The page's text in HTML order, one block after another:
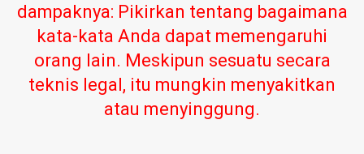
dampaknya: Pikirkan tentang bagaimana
kata-kata Anda dapat memengaruhi
orang lain. Meskipun sesuatu secara
teknis legal, itu mungkin menyakitkan
atau menyinggung.